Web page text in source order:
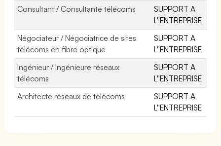
Consultant / Consultante télécoms
SUPPORT A
L''ENTREPRISE
Négociateur / Négociatrice de sites
télécoms en fibre optique
SUPPORT A
L''ENTREPRISE
Ingénieur / Ingénieure réseaux
télécoms
SUPPORT A
L''ENTREPRISE
Architecte réseaux de télécoms
SUPPORT A
L''ENTREPRISE